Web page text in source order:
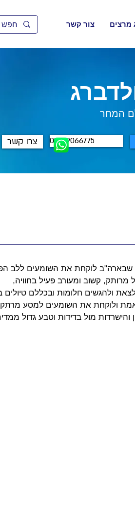
מרצים צור קשר
המחר
צרו קשר 052-9066775
שבארה"ב לוקחת את השומעים ללב
קשוב ומעורב פעיל בחוויה,
ולהגשים חלומות ובכללם טיולים
אמת ולוקחת את השומעים למסע
מול בדידות וטבע גדול